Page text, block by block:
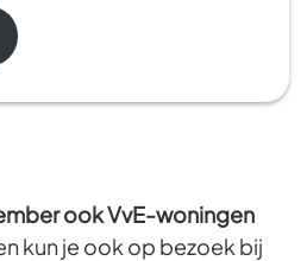
ook VvE-woningen
kun je ook op bezoek bij